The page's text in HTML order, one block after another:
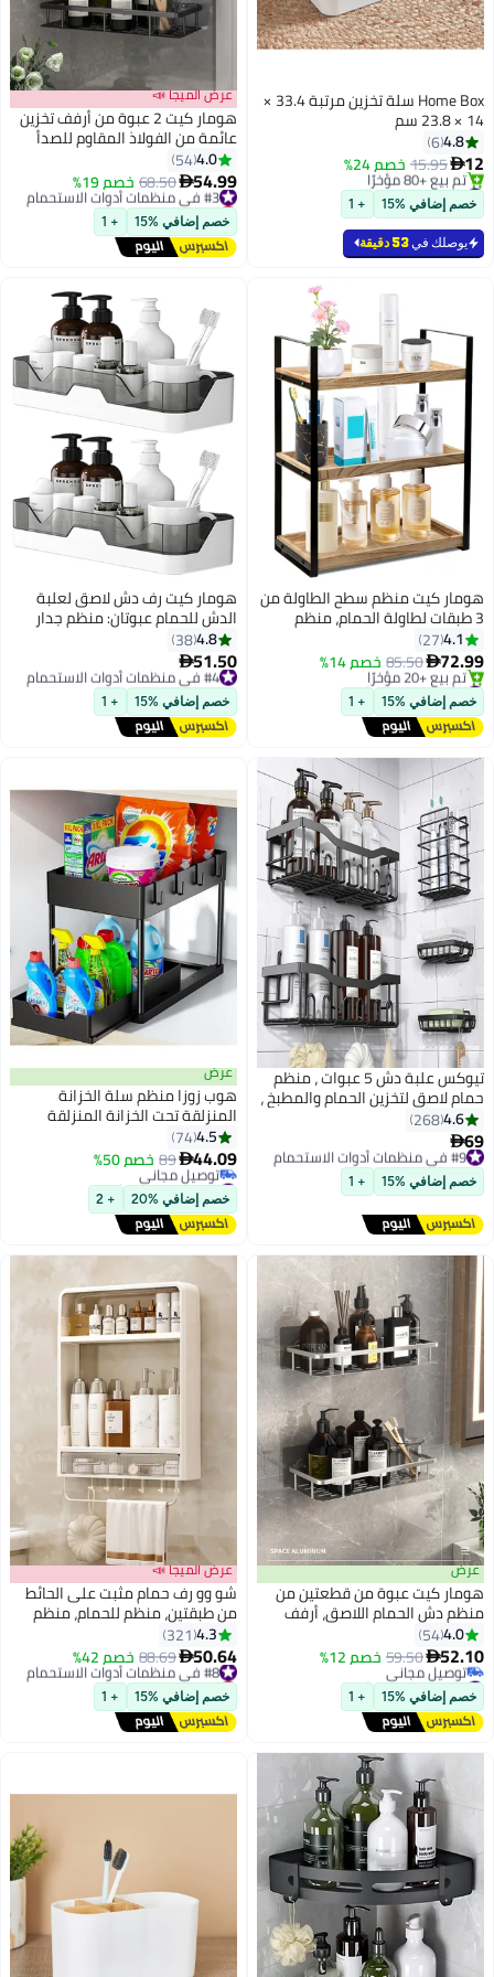
Home Box سلة تخزين مرتبة 33.4 ×
14 × 23.8 سم
4.8
6
12
15.95خصم 24%
#1 في منظمات أدوات الاستحمام
باقي 7 وحدات في المخزون
تم بيع +80 مؤخرًا
#1 في منظمات أدوات الاستحمام
خصم إضافي %15 + 1
يوصلك في53 دقيقة
عرض الميجا 📣
هومار كيت 2 عبوة من أرفف تخزين
عائمة من الفولاذ المقاوم للصدأ
مثبتة على الحائط لدُش الحمام
اللاصق للمطبخ والحمام باللون
الأسود
4.0
54
54.99
68.50خصم 19% #3 في منظمات أدوات الاستحمام
أقل سعر في 30 يوم
توصيل مجاني
تم بيع +10 مؤخرًا
#3 في منظمات أدوات الاستحمام
خصم إضافي %15 + 1
هومار كيت منظم سطح الطاولة من
3 طبقات لطاولة الحمام، منظم
خشبي أنيق لخزانة الحمام - الإضافة
المثالية لديكور حمامك
4.1
27
72.99
85.50خصم 14%
#2 في منظمات أدوات الاستحمام
توصيل مجاني
تم بيع +20 مؤخرًا
#2 في منظمات أدوات الاستحمام
خصم إضافي %15 + 1
هومار كيت رف دش لاصق لعلبة
الدش للحمام عبوتان: منظم جدار
الحمام الفاخر - منظم دش بدون حفر
- تخزين المطبخ اللاصق رف تخزين
مقاوم للصدأ للحمام
4.8
38
51.50
#4 في منظمات أدوات الاستحمام
توصيل مجاني
#4 في منظمات أدوات الاستحمام
خصم إضافي %15 + 1
تيوكس علبة دش 5 عبوات ، منظم
حمام لاصق لتخزين الحمام والمطبخ ،
بدون حفر ، سعة كبيرة ، أرفف منظم
للحمام من الفولاذ المقاوم للصدأ
مقاومة للصدأ لرف الحمام الداخلي
4.6
268
69#9 في منظمات أدوات الاستحمام
توصيل مجاني
#9 في منظمات أدوات الاستحمام
خصم إضافي %15 + 1
عرض
هوب زوزا منظم سلة الخزانة
المنزلقة تحت الخزانة المنزلقة
4.5
74
44.09
89 خصم 50%
#7 في منظمات أدوات الاستحمام
أقل سعر في 30 يوم
توصيل مجاني
#7 في منظمات أدوات الاستحمام
خصم إضافي %20 + 2
عرض
هومار كيت عبوة من قطعتين من
منظم دش الحمام اللاصق، أرفف
تخزين عائمة من الفولاذ المقاوم
للصدأ مثبتة على الحائط للمطبخ
والحمام باللون الفضي
4.0
54
52.10
59.50خصم 12%
#5 في منظمات أدوات الاستحمام
أقل سعر في 30 يوم
توصيل مجاني
#5 في منظمات أدوات الاستحمام
خصم إضافي %15 + 1
عرض الميجا 📣
شو وو رف حمام مثبت على الحائط
من طبقتين، منظم للحمام، منظم
للمكياج مع خطافات ودرج للحمام
4.3
321
50.64
88.69خصم 42% #8 في منظمات أدوات الاستحمام
أقل سعر في 30 يوم
توصيل مجاني
تم بيع +10 مؤخرًا
#8 في منظمات أدوات الاستحمام
خصم إضافي %15 + 1